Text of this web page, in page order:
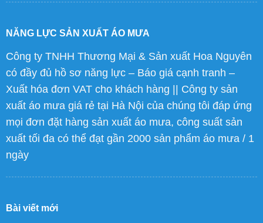
NĂNG LỰC SẢN XUẤT ÁO MƯA
Công ty TNHH Thương Mại & Sản xuất Hoa Nguyên
có đầy đủ hồ sơ năng lực – Báo giá cạnh tranh –
Xuất hóa đơn VAT cho khách hàng || Công ty sản
xuất áo mưa giá rẻ tại Hà Nội của chúng tôi đáp ứng
mọi đơn đặt hàng sản xuất áo mưa, công suất sản
xuất tối đa có thể đạt gần 2000 sản phẩm áo mưa / 1
ngày
Bài viết mới